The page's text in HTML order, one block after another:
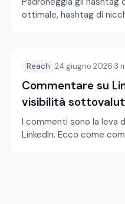
ottimale, hashtag di
Reach 24 giugno 2026·3
Commentare su
visibilità
I commenti sono la leva
LinkedIn. Ecco come